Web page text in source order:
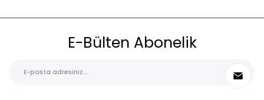
E-Bülten Abonelik